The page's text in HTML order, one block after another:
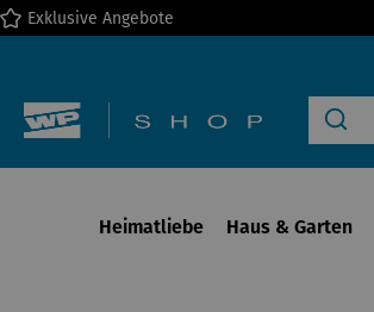
Zur Hauptnavigation springen
Exklusive Angebote
Heimatliebe Haus & Garten